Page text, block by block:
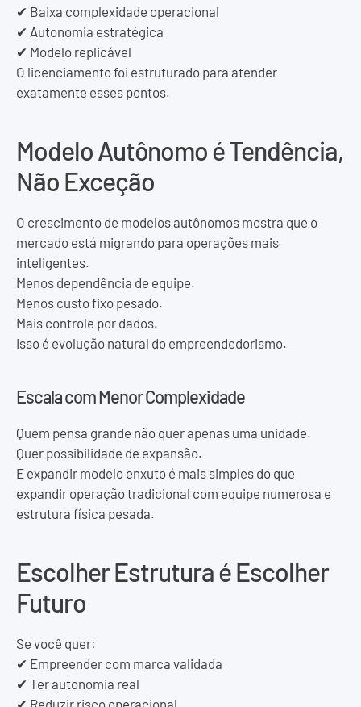
✔ Baixa complexidade operacional
✔ Autonomia estratégica
✔ Modelo replicável
O licenciamento foi estruturado para atender
exatamente esses pontos.
Modelo Autônomo é Tendência,
Não Exceção
O crescimento de modelos autônomos mostra que o
mercado está migrando para operações mais
inteligentes.
Menos dependência de equipe.
Menos custo fixo pesado.
Mais controle por dados.
Isso é evolução natural do empreendedorismo.
Escala com Menor Complexidade
Quem pensa grande não quer apenas uma unidade.
Quer possibilidade de expansão.
E expandir modelo enxuto é mais simples do que
expandir operação tradicional com equipe numerosa e
estrutura física pesada.
Escolher Estrutura é Escolher
Futuro
Se você quer:
✔ Empreender com marca validada
✔ Ter autonomia real
✔ Reduzir risco operacional